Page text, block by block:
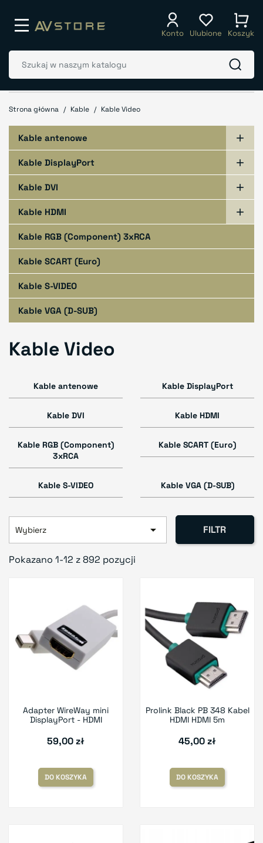
Konto Ulubione Koszyk
Strona główna Kable Kable Video
Kable antenowe 
Kable DisplayPort 
Kable DVI 
Kable HDMI 
Kable RGB (Component) 3xRCA
Kable SCART (Euro)
Kable S-VIDEO
Kable VGA (D-SUB)
Kable Video
Kable antenowe Kable DisplayPort
Kable DVI Kable HDMI
Kable RGB (Component)
3xRCA
Kable SCART (Euro)
Kable S-VIDEO Kable VGA (D-SUB)
Wybierz  FILTR
Pokazano 1-12 z 892 pozycji
Adapter WireWay mini
DisplayPort - HDMI
59,00 zł
DO KOSZYKA
Prolink Black PB 348 Kabel
HDMI HDMI 5m
45,00 zł
DO KOSZYKA